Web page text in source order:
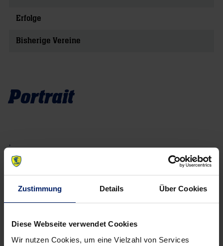
Zustimmung Details Über Cookies
Diese Webseite verwendet Cookies
Wir nutzen Cookies, um eine Vielzahl von Services
Erfolge
Bisherige Vereine
Portrait
,